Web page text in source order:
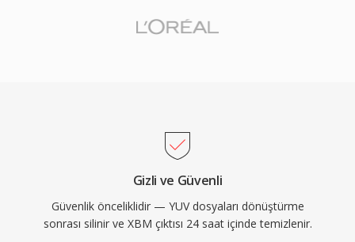
Gizli ve Güvenli
Güvenlik önceliklidir — YUV dosyaları dönüştürme
sonrası silinir ve XBM çıktısı 24 saat içinde temizlenir.